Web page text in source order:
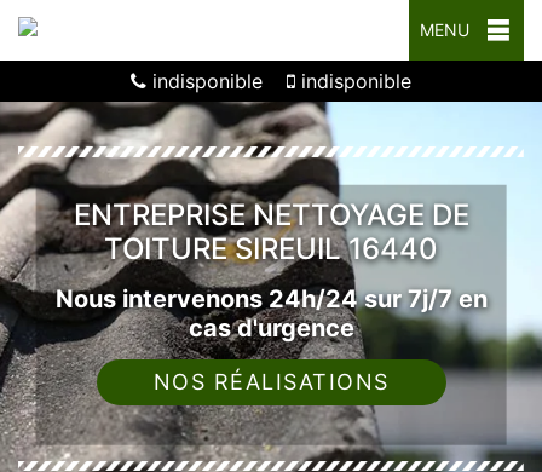
MENU
indisponible indisponible
ENTREPRISE NETTOYAGE DE
TOITURE SIREUIL 16440
Nous intervenons 24h/24 sur 7j/7 en
cas d'urgence
NOS RÉALISATIONS